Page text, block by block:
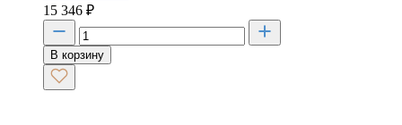
15 346 ₽
В корзину